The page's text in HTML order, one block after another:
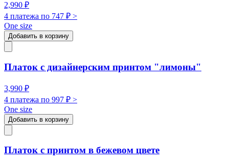
2,990 ₽
4 платежа по 747 ₽ >
One size
Добавить в корзину
Платок с дизайнерским принтом "лимоны"
3,990 ₽
4 платежа по 997 ₽ >
One size
Добавить в корзину
Платок с принтом в бежевом цвете